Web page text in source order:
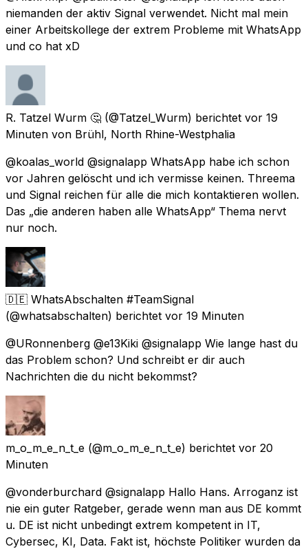
niemanden der aktiv Signal verwendet. Nicht mal mein
einer Arbeitskollege der extrem Probleme mit WhatsApp
und co hat xD
R. Tatzel Wurm 🤔 (@Tatzel_Wurm) berichtet vor 19
Minuten von Brühl, North Rhine-Westphalia
@koalas_world @signalapp WhatsApp habe ich schon
vor Jahren gelöscht und ich vermisse keinen. Threema
und Signal reichen für alle die mich kontaktieren wollen.
Das „die anderen haben alle WhatsApp“ Thema nervt
nur noch.
🇩🇪 WhatsAbschalten #TeamSignal
(@whatsabschalten) berichtet vor 19 Minuten
@URonnenberg @e13Kiki @signalapp Wie lange hast du
das Problem schon? Und schreibt er dir auch
Nachrichten die du nicht bekommst?
m_o_m_e_n_t_e (@m_o_m_e_n_t_e) berichtet vor 20
Minuten
@vonderburchard @signalapp Hallo Hans. Arroganz ist
nie ein guter Ratgeber, gerade wenn man aus DE kommt
u. DE ist nicht unbedingt extrem kompetent in IT,
Cybersec, KI, Data. Fakt ist, höchste Politiker wurden da